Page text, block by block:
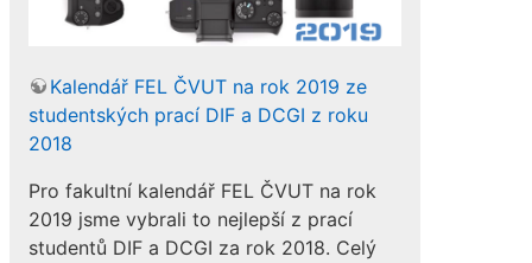
Kalendář FEL ČVUT na rok 2019 ze
studentských prací DIF a DCGI z roku
2018
Pro fakultní kalendář FEL ČVUT na rok
2019 jsme vybrali to nejlepší z prací
studentů DIF a DCGI za rok 2018. Celý